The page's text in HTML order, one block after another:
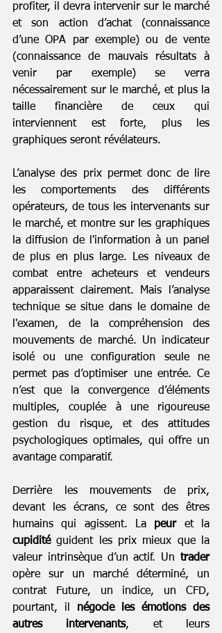
profiter, il devra intervenir sur le marché
et son action d’achat (connaissance
d’une OPA par exemple) ou de vente
(connaissance de mauvais résultats à
venir par exemple) se verra
nécessairement sur le marché, et plus la
taille financière de ceux qui
interviennent est forte, plus les
graphiques seront révélateurs.
L’analyse des prix permet donc de lire
les comportements des différents
opérateurs, de tous les intervenants sur
le marché, et montre sur les graphiques
la diffusion de l'information à un panel
de plus en plus large. Les niveaux de
combat entre acheteurs et vendeurs
apparaissent clairement. Mais l’analyse
technique se situe dans le domaine de
l'examen, de la compréhension des
mouvements de marché. Un indicateur
isolé ou une configuration seule ne
permet pas d’optimiser une entrée. Ce
n’est que la convergence d’éléments
multiples, couplée à une rigoureuse
gestion du risque, et des attitudes
psychologiques optimales, qui offre un
avantage comparatif.
Derrière les mouvements de prix,
devant les écrans, ce sont des êtres
humains qui agissent. La peur
cupidité guident les prix mieux que la
valeur intrinsèque d’un actif. Un
trader
opère sur un marché déterminé, un
contrat Future, un indice, un CFD,
pourtant, il négocie les émotions des
autres intervenants, et leurs